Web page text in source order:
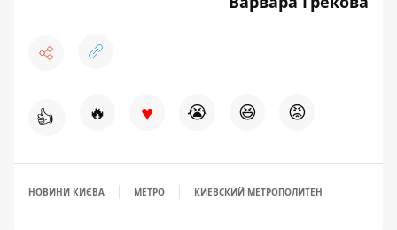
👍 🔥 ♥ 😭 😆 😡
НОВИНИ КИЄВА МЕТРО КИЕВСКИЙ МЕТРОПОЛИТЕН